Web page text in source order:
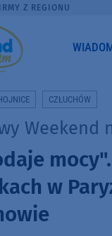
Z REGIONU
CZŁUCHÓW
Weekend
w